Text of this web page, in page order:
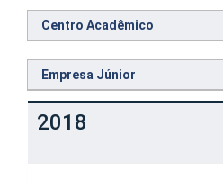
Centro Acadêmico
Empresa Júnior
2018